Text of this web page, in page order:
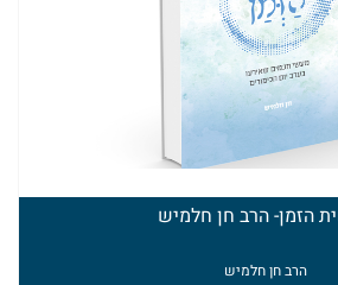
הזמן- הרב חן חלמיש
הרב חן חלמיש